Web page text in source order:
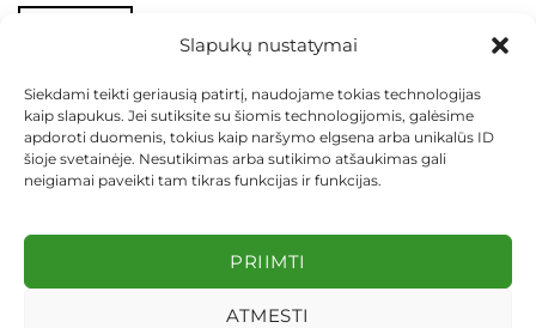
Slapukų nustatymai
Siekdami teikti geriausią patirtį, naudojame tokias technologijas
kaip slapukus. Jei sutiksite su šiomis technologijomis, galėsime
apdoroti duomenis, tokius kaip naršymo elgsena arba unikalūs ID
šioje svetainėje. Nesutikimas arba sutikimo atšaukimas gali
neigiamai paveikti tam tikras funkcijas ir funkcijas.
PRIIMTI
ATMESTI
was:
KEITIMAS IR GRĄŽINIMAS
PRIVATUMO POLITIKA
Visos teisės saugomos 2026 ©dekosodas.lt